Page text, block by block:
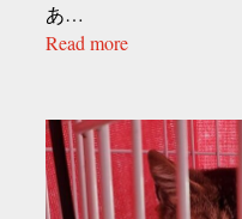
あ…
Read more